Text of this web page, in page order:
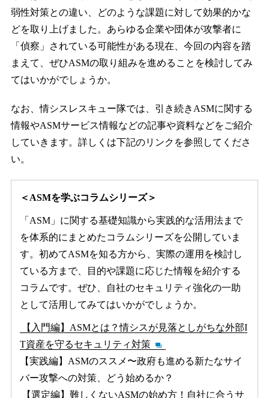
弱性対策との違い、どのような課題に対して効果的かな
どを取り上げました。あらゆる企業や団体が攻撃者に
「偵察」されている可能性がある現在、今回の内容を踏
まえて、ぜひASMの取り組みを進めることを検討してみ
てはいかがでしょうか。
なお、情シスレスキュー隊では、引き続きASMに関する
情報やASMサービス情報などの記事や資料などをご紹介
していきます。詳しくは下記のリンクを参照してくださ
い。
＜ASMを学ぶコラムシリーズ＞
「ASM」に関する基礎知識から実践的な活用法まで
を体系的にまとめたコラムシリーズを公開していま
す。初めてASMを知る方から、実際の運用を検討し
ている方まで、目的や課題に応じた情報を紹介する
コラムです。ぜひ、自社のセキュリティ強化の一助
として活用してみてはいかがでしょうか。
【入門編】ASMとは？情シスが⾒落としがちな外部I
T資産を守るセキュリティ対策
【実践編】ASMのススメ〜政府も進める新たなサイ
バー攻撃への対策、どう始めるか？
【選定編】難しくないASMの始め方！自社に合うサ